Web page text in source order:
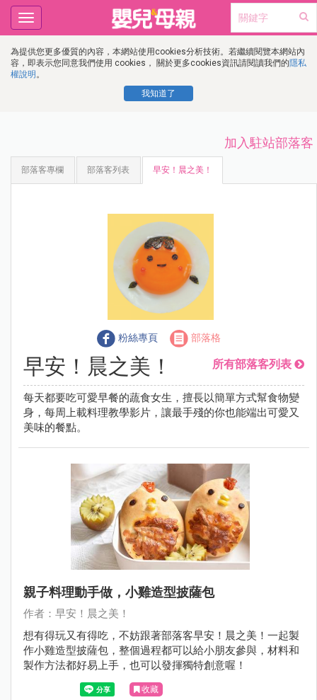
為提供您更多優質的內容，本網站使用cookies分析技術。若繼續閱覽本網站內
容，即表示您同意我們使用 cookies， 關於更多cookies資訊請閱讀我們的隱私
權說明 。
我知道了
Toggle
navigation
加入駐站部落客
部落客專欄 部落客列表 早安！晨之美！
粉絲專頁 部落格
早安！晨之美！ 所有部落客列表
每天都要吃可愛早餐的蔬食女生，擅長以簡單方式幫食物變
身，每周上載料理教學影片，讓最手殘的你也能端出可愛又
美味的餐點。
親子料理動手做，小雞造型披薩包
作者：早安！晨之美！
想有得玩又有得吃，不妨跟著部落客早安！晨之美！一起製
作小雞造型披薩包，整個過程都可以給小朋友參與，材料和
製作方法都好易上手，也可以發揮獨特創意喔！
收藏